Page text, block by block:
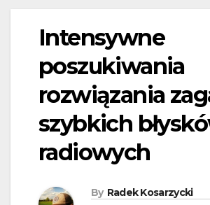
Intensywne
poszukiwania
rozwiązania
szybkich
radiowych
By Radek Kosarzycki